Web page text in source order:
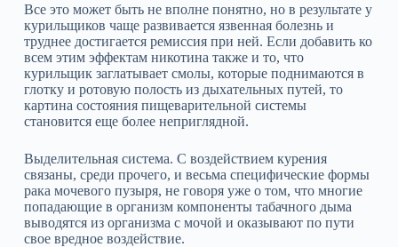
Все это может быть не вполне понятно, но в результате у
курильщиков чаще развивается язвенная болезнь и
труднее достигается ремиссия при ней. Если добавить ко
всем этим эффектам никотина также и то, что
курильщик заглатывает смолы, которые поднимаются в
глотку и ротовую полость из дыхательных путей, то
картина состояния пищеварительной системы
становится еще более неприглядной.
Выделительная система. С воздействием курения
связаны, среди прочего, и весьма специфические формы
рака мочевого пузыря, не говоря уже о том, что многие
попадающие в организм компоненты табачного дыма
выводятся из организма с мочой и оказывают по пути
свое вредное воздействие.